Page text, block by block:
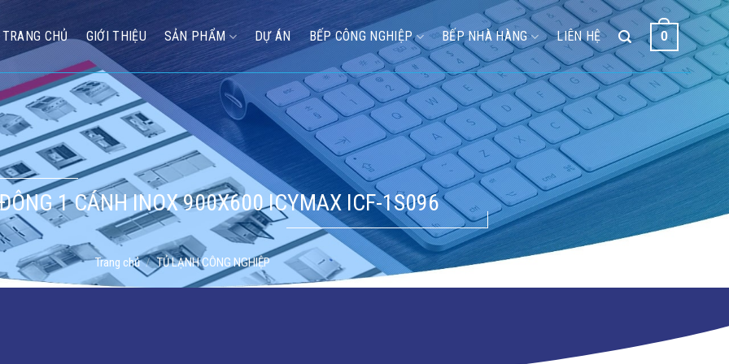
TRANG CHỦ GIỚI THIỆU SẢN PHẨM DỰ ÁN BẾP CÔNG NGHIỆP BẾP NHÀ HÀNG LIÊN HỆ 0
1 CÁNH INOX 900X600 ICYMAX ICF-1S096
Trang chủ / TỦ LẠNH CÔNG NGHIỆP